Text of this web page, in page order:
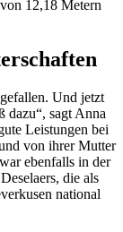
12,18 Metern
Und jetzt
dazu“, sagt Anna
Leistungen bei
von ihrer Mutter
ebenfalls in der
die als
national